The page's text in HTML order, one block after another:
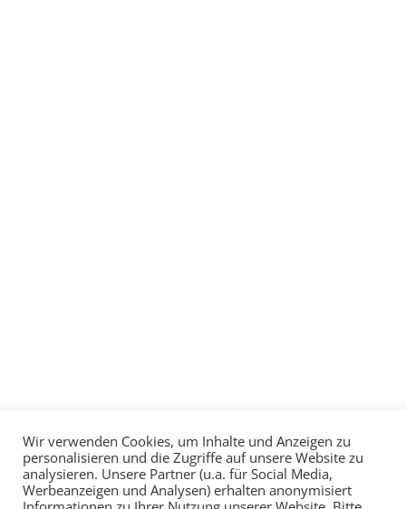
Wir verwenden Cookies, um Inhalte und Anzeigen zu
personalisieren und die Zugriffe auf unsere Website zu
analysieren. Unsere Partner (u.a. für Social Media,
Werbeanzeigen und Analysen) erhalten anonymisiert